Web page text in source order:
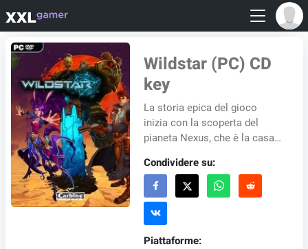
Wildstar (PC) CD
key
La storia epica del gioco
inizia con la scoperta del
pianeta Nexus, che è la casa
lunga perduta fino ad ora
considerata...
Condividere su:
Piattaforme: